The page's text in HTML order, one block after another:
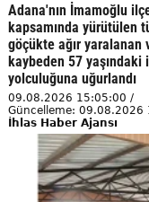
Adana'nın İmamoğlu
kapsamında yürütülen
göçükte ağır yaralanan
kaybeden 57
yolculuğuna uğurlandı
09.08.2026 15:05:00 /
Güncelleme: 09.08.2026
İhlas Haber Ajansı